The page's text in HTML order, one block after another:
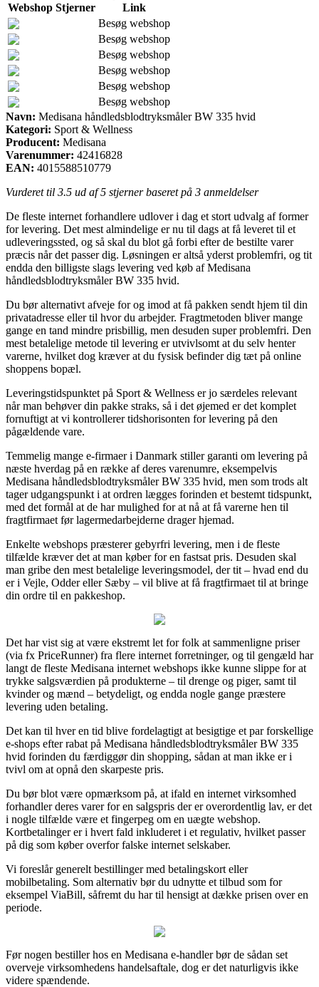
Webshop Stjerner
Link
Besøg webshop
Besøg webshop
Besøg webshop
Besøg webshop
Besøg webshop
Besøg webshop
Navn: Medisana håndledsblodtryksmåler BW 335 hvid
Kategori: Sport & Wellness
Producent: Medisana
Varenummer: 42416828
EAN: 4015588510779
Vurderet til 3.5 ud af 5 stjerner baseret på 3 anmeldelser
De fleste internet forhandlere udlover i dag et stort udvalg af former
for levering. Det mest almindelige er nu til dags at få leveret til et
udleveringssted, og så skal du blot gå forbi efter de bestilte varer
præcis når det passer dig. Løsningen er altså yderst problemfri, og tit
endda den billigste slags levering ved køb af Medisana
håndledsblodtryksmåler BW 335 hvid.
Du bør alternativt afveje for og imod at få pakken sendt hjem til din
privatadresse eller til hvor du arbejder. Fragtmetoden bliver mange
gange en tand mindre prisbillig, men desuden super problemfri. Den
mest betalelige metode til levering er utvivlsomt at du selv henter
varerne, hvilket dog kræver at du fysisk befinder dig tæt på online
shoppens bopæl.
Leveringstidspunktet på Sport & Wellness er jo særdeles relevant
når man behøver din pakke straks, så i det øjemed er det komplet
fornuftigt at vi kontrollerer tidshorisonten for levering på den
pågældende vare.
Temmelig mange e-firmaer i Danmark stiller garanti om levering på
næste hverdag på en række af deres varenumre, eksempelvis
Medisana håndledsblodtryksmåler BW 335 hvid, men som trods alt
tager udgangspunkt i at ordren lægges forinden et bestemt tidspunkt,
med det formål at de har mulighed for at nå at få varerne hen til
fragtfirmaet før lagermedarbejderne drager hjemad.
Enkelte webshops præsterer gebyrfri levering, men i de fleste
tilfælde kræver det at man køber for en fastsat pris. Desuden skal
man gribe den mest betalelige leveringsmodel, der tit – hvad end du
er i Vejle, Odder eller Sæby – vil blive at få fragtfirmaet til at bringe
din ordre til en pakkeshop.
Det har vist sig at være ekstremt let for folk at sammenligne priser
(via fx PriceRunner) fra flere internet forretninger, og til gengæld har
langt de fleste Medisana internet webshops ikke kunne slippe for at
trykke salgsværdien på produkterne – til drenge og piger, samt til
kvinder og mænd – betydeligt, og endda nogle gange præstere
levering uden betaling.
Det kan til hver en tid blive fordelagtigt at besigtige et par forskellige
e-shops efter rabat på Medisana håndledsblodtryksmåler BW 335
hvid forinden du færdiggør din shopping, sådan at man ikke er i
tvivl om at opnå den skarpeste pris.
Du bør blot være opmærksom på, at ifald en internet virksomhed
forhandler deres varer for en salgspris der er overordentlig lav, er det
i nogle tilfælde være et fingerpeg om en uægte webshop.
Kortbetalinger er i hvert fald inkluderet i et regulativ, hvilket passer
på dig som køber overfor falske internet selskaber.
Vi foreslår generelt bestillinger med betalingskort eller
mobilbetaling. Som alternativ bør du udnytte et tilbud som for
eksempel ViaBill, såfremt du har til hensigt at dække prisen over en
periode.
Før nogen bestiller hos en Medisana e-handler bør de sådan set
overveje virksomhedens handelsaftale, dog er det naturligvis ikke
videre spændende.